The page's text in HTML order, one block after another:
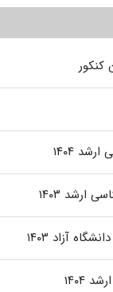
کنکور
۱۴۰۴
۱۴۰۳
آزاد ۱۴۰۳
۱۴۰۴